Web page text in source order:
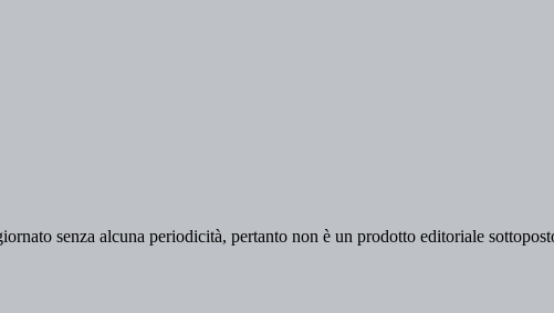
senza alcuna periodicità, pertanto non è un prodotto editoriale